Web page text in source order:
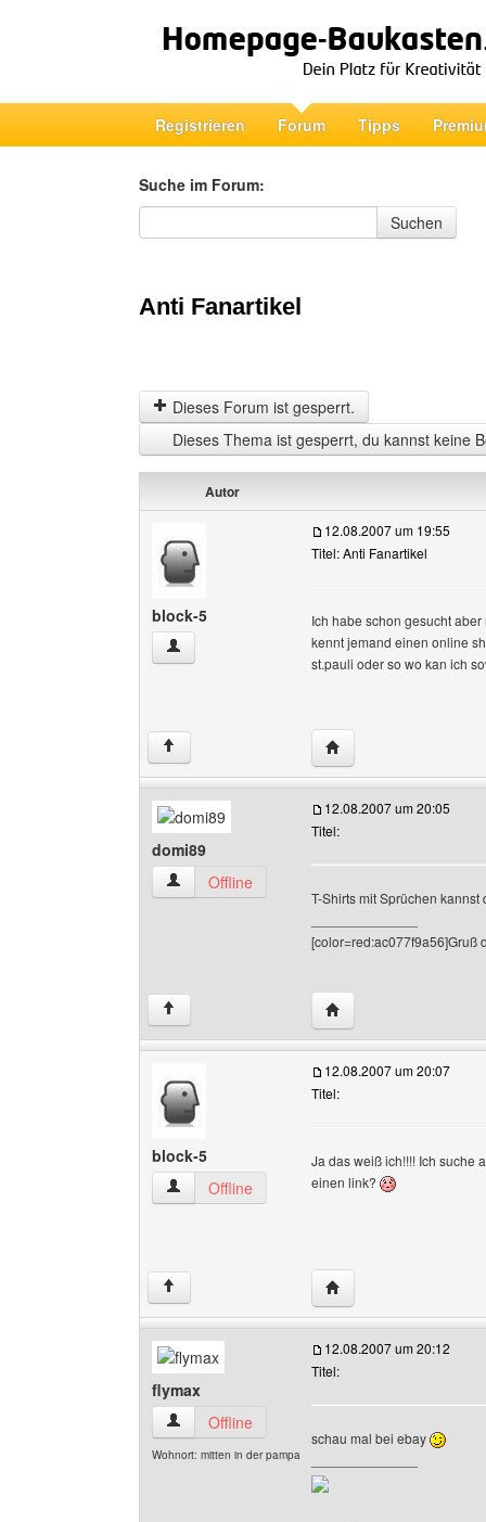
Registrieren Forum Tipps
Suche im Forum:
Suche im Forum
Suchen
Anti Fanartikel
Dieses Forum ist gesperrt.
Dieses Thema ist gesperrt, du kannst keine
Autor
block-5
block-5 Benutzer-Profile anzeigen
12.08.2007 um 19:55
Titel: Anti Fanartikel
Ich habe schon gesucht
kennt jemand einen online
st.pauli oder so wo kan ich
↑ Website dieses
domi89
domi89 Benutzer-Profile anzeigen
Offline
12.08.2007 um 20:05
Titel:
T-Shirts mit Sprüchen
[color=red:ac077f9a56]Gruß
↑ Website dieses
block-5
block-5 Benutzer-Profile anzeigen
Offline
12.08.2007 um 20:07
Titel:
Ja das weiß ich!!!! Ich suche
einen link?
↑ Website dieses
flymax
flymax Benutzer-Profile anzeigen
Offline
Wohnort: mitten in der pampa
12.08.2007 um 20:12
Titel:
schau mal bei ebay